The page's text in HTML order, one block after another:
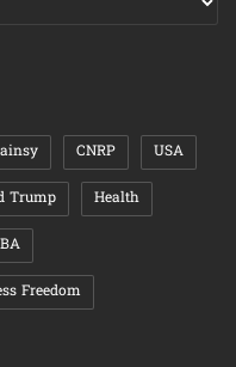
CNRP USA
Trump Health
Freedom